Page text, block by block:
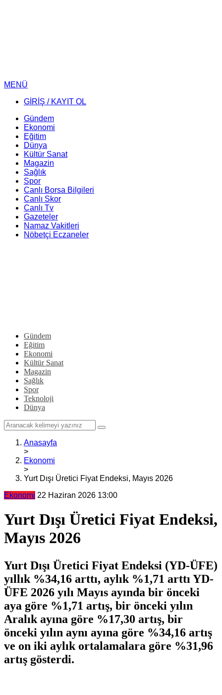
MENÜ
GİRİŞ / KAYIT OL
Gündem
Ekonomi
Eğitim
Dünya
Kültür Sanat
Magazin
Sağlık
Spor
Canlı Borsa Bilgileri
Canlı Skor
Canlı Tv
Gazeteler
Namaz Vakitleri
Nöbetçi Eczaneler
Gündem
Eğitim
Ekonomi
Kültür Sanat
Magazin
Sağlık
Spor
Teknoloji
Dünya
Anasayfa
>
Ekonomi
>
Yurt Dışı Üretici Fiyat Endeksi, Mayıs 2026
Ekonomi 22 Haziran 2026 13:00
Yurt Dışı Üretici Fiyat Endeksi,
Mayıs 2026
Yurt Dışı Üretici Fiyat Endeksi (YD-ÜFE)
yıllık %34,16 arttı, aylık %1,71 arttı YD-
ÜFE 2026 yılı Mayıs ayında bir önceki
aya göre %1,71 artış, bir önceki yılın
Aralık ayına göre %17,30 artış, bir
önceki yılın aynı ayına göre %34,16 artış
ve on iki aylık ortalamalara göre %31,96
artış gösterdi.